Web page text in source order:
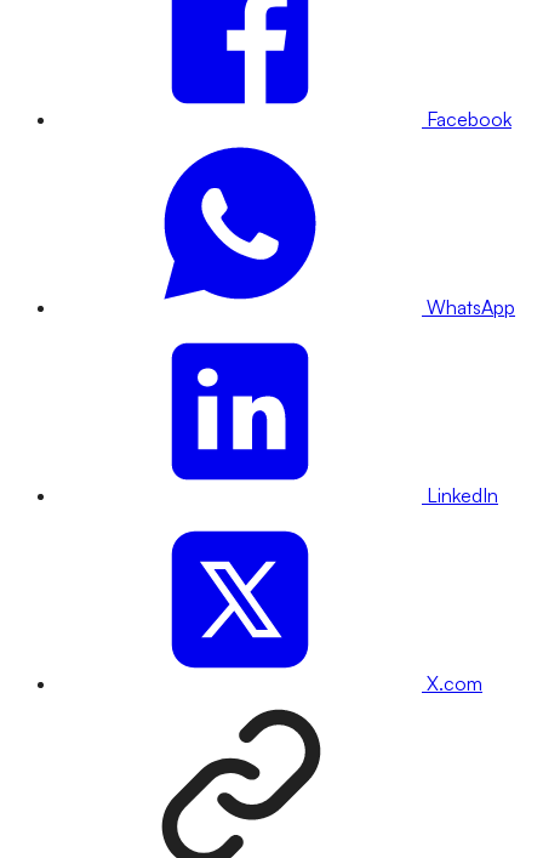
Facebook
WhatsApp
LinkedIn
X.com